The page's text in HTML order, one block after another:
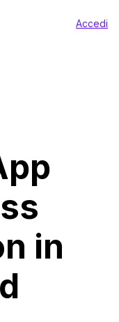
Accedi
in